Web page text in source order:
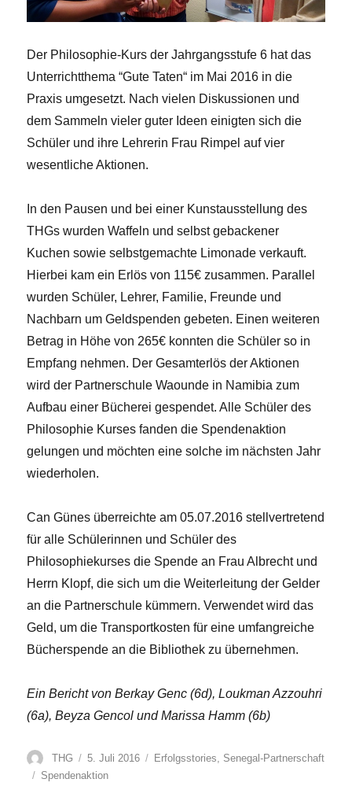
Der Philosophie-Kurs der Jahrgangsstufe 6 hat das
Unterrichtthema “Gute Taten“ im Mai 2016 in die
Praxis umgesetzt. Nach vielen Diskussionen und
dem Sammeln vieler guter Ideen einigten sich die
Schüler und ihre Lehrerin Frau Rimpel auf vier
wesentliche Aktionen.
In den Pausen und bei einer Kunstausstellung des
THGs wurden Waffeln und selbst gebackener
Kuchen sowie selbstgemachte Limonade verkauft.
Hierbei kam ein Erlös von 115€ zusammen. Parallel
wurden Schüler, Lehrer, Familie, Freunde und
Nachbarn um Geldspenden gebeten. Einen weiteren
Betrag in Höhe von 265€ konnten die Schüler so in
Empfang nehmen. Der Gesamterlös der Aktionen
wird der Partnerschule Waounde in Namibia zum
Aufbau einer Bücherei gespendet. Alle Schüler des
Philosophie Kurses fanden die Spendenaktion
gelungen und möchten eine solche im nächsten Jahr
wiederholen.
Can Günes überreichte am 05.07.2016 stellvertretend
für alle Schülerinnen und Schüler des
Philosophiekurses die Spende an Frau Albrecht und
Herrn Klopf, die sich um die Weiterleitung der Gelder
an die Partnerschule kümmern. Verwendet wird das
Geld, um die Transportkosten für eine umfangreiche
Bücherspende an die Bibliothek zu übernehmen.
Ein Bericht von Berkay Genc (6d), Loukman Azzouhri
(6a), Beyza Gencol und Marissa Hamm (6b)
Autor
THG
Veröffentlicht
am
5. Juli 2016 Kategorien
Erfolgsstories, Senegal-Partnerschaft
Schlagwörter
Spendenaktion